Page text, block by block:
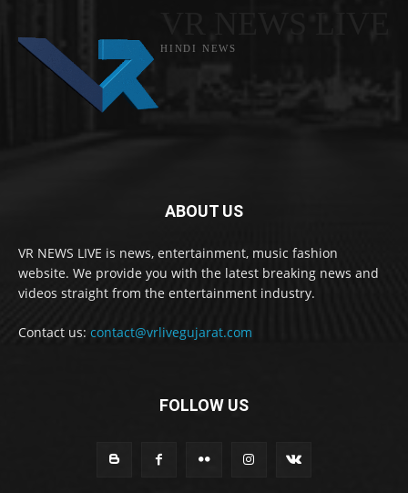
HINDI NEWS
ABOUT US
VR NEWS LIVE is news, entertainment, music fashion
website. We provide you with the latest breaking news and
videos straight from the entertainment industry.
Contact us: contact@vrlivegujarat.com
FOLLOW US